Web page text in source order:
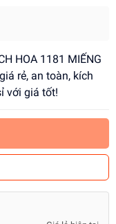
HOA 1181 MIẾNG
rẻ, an toàn, kích
với giá tốt!